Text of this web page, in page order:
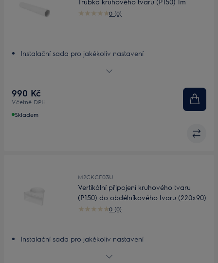
0 (0)
Instalační sada pro jakékoliv nastavení
990 Kč
Včetně DPH
Skladem
M2CKCF03U
0 (0)
Vertikální připojení kruhového tvaru
(P150) do obdélníkového tvaru (220x90)
Instalační sada pro jakékoliv nastavení